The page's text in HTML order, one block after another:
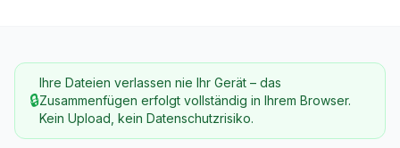
🔒
Ihre Dateien verlassen nie Ihr Gerät – das
Zusammenfügen erfolgt vollständig in Ihrem Browser.
Kein Upload, kein Datenschutzrisiko.